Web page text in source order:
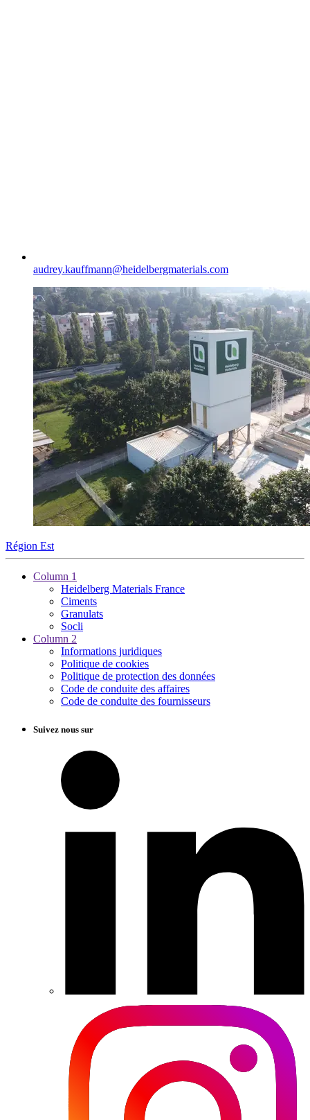
audrey.kauffmann​@heidelbergmaterials.com
Région Est
Column 1
Heidelberg Materials France
Ciments
Granulats
Socli
Column 2
Informations juridiques
Politique de cookies
Politique de protection des données
Code de conduite des affaires
Code de conduite des fournisseurs
Suivez nous sur